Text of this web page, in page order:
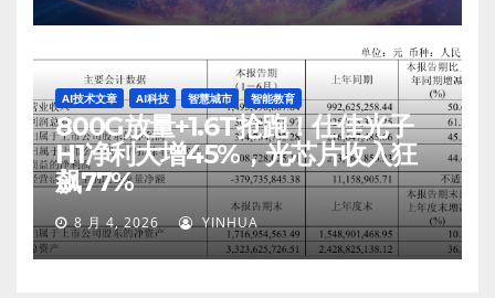
AI技术文章 AI科技 智慧城市 智能教育
800G放量+1.6T抢跑！仕佳光子
H1净利大增45%，光芯片收入狂
飙77%
8 月 4, 2026 YINHUA